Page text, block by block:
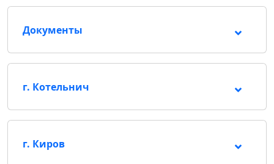
Документы
г. Котельнич
г. Киров